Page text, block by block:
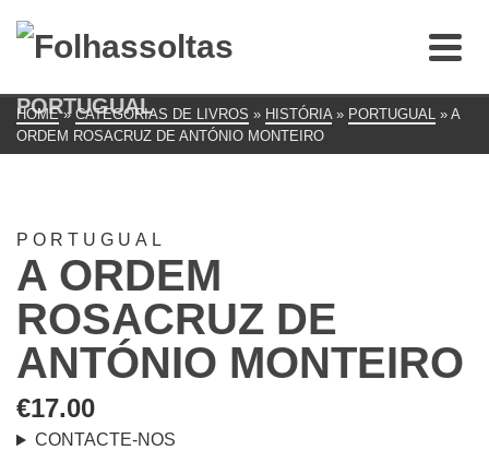
PORTUGUAL
HOME » CATEGORIAS DE LIVROS » HISTÓRIA » PORTUGUAL » A
ORDEM ROSACRUZ DE ANTÓNIO MONTEIRO
PORTUGUAL
A ORDEM
ROSACRUZ DE
ANTÓNIO MONTEIRO
€17.00
CONTACTE-NOS